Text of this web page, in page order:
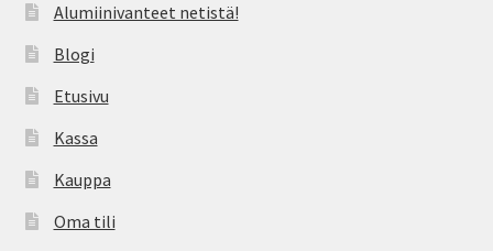
Alumiinivanteet netistä!
Blogi
Etusivu
Kassa
Kauppa
Oma tili